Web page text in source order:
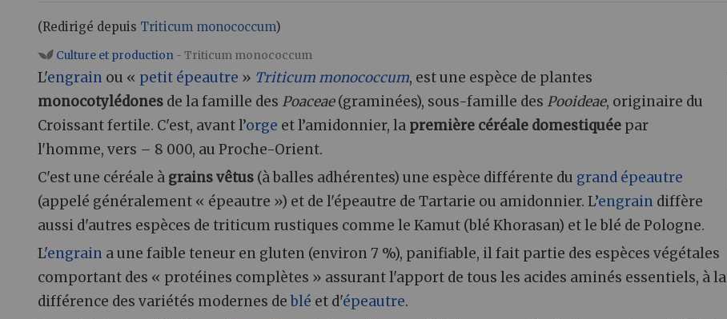
(Redirigé depuis Triticum monococcum)
Aller à :navigation,rechercher
Culture et production - Triticum monococcum
L'engrain ou « petit épeautre » Triticum monococcum, est une espèce de plantes
monocotylédones de la famille des Poaceae(graminées), sous-famille des Pooideae, originaire du
Croissant fertile. C'est, avant l’orge et l’amidonnier, la première céréale domestiquée par
l'homme, vers – 8 000, au Proche-Orient.
C'est une céréale à grains vêtus (à balles adhérentes) une espèce différente du grand épeautre
(appelé généralement « épeautre ») et de l'épeautre de Tartarie ou amidonnier. L’engrain diffère
aussi d'autres espèces de triticum rustiques comme le Kamut (blé Khorasan) et le blé de Pologne.
L'engrain a une faible teneur en gluten (environ 7 %), panifiable, il fait partie des espèces végétales
comportant des « protéines complètes » assurant l'apport de tous les acides aminés essentiels, à la
différence des variétés modernes deblé et d'épeautre.